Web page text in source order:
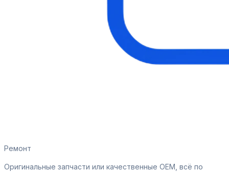
Ремонт
Оригинальные запчасти или качественные OEM, всё по